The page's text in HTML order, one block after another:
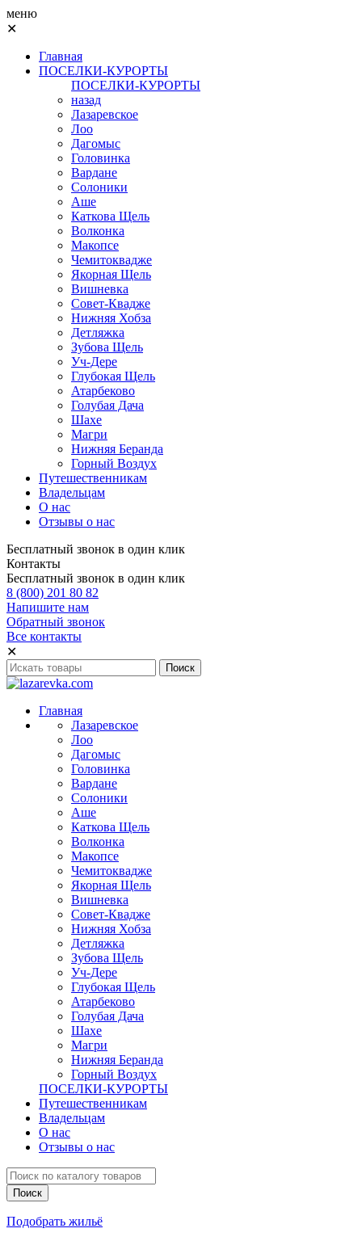
меню
✕
Главная
ПОСЕЛКИ-КУРОРТЫ
ПОСЕЛКИ-КУРОРТЫ
назад
Лазаревское
Лоо
Дагомыс
Головинка
Вардане
Солоники
Аше
Каткова Щель
Волконка
Макопсе
Чемитоквадже
Якорная Щель
Вишневка
Совет-Квадже
Нижняя Хобза
Детляжка
Зубова Щель
Уч-Дере
Глубокая Щель
Атарбеково
Голубая Дача
Шахе
Магри
Нижняя Беранда
Горный Воздух
Путешественникам
Владельцам
О нас
Отзывы о нас
Бесплатный звонок в один клик
Контакты
Бесплатный звонок в один клик
8 (800) 201 80 82
Напишите нам
Обратный звонок
Все контакты
✕
Главная
Лазаревское
Лоо
Дагомыс
Головинка
Вардане
Солоники
Аше
Каткова Щель
Волконка
Макопсе
Чемитоквадже
Якорная Щель
Вишневка
Совет-Квадже
Нижняя Хобза
Детляжка
Зубова Щель
Уч-Дере
Глубокая Щель
Атарбеково
Голубая Дача
Шахе
Магри
Нижняя Беранда
Горный Воздух
ПОСЕЛКИ-КУРОРТЫ
Путешественникам
Владельцам
О нас
Отзывы о нас
Подобрать жильё